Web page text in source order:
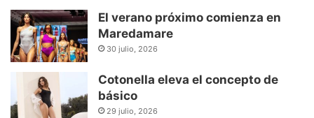
El verano próximo comienza en
Maredamare
30 julio, 2026
Cotonella eleva el concepto de
básico
29 julio, 2026